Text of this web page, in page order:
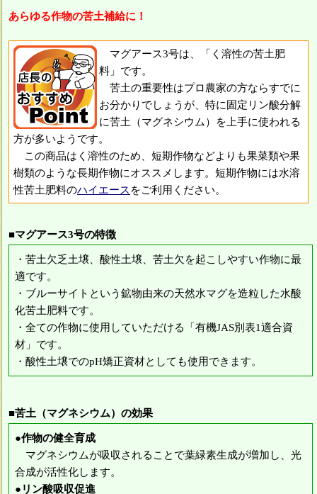
あらゆる作物の苦土補給に！
マグアース3号は、「く溶性の苦土肥
料」です。
苦土の重要性はプロ農家の方ならすでに
お分かりでしょうが、特に固定リン酸分解
に苦土（マグネシウム）を上手に使われる
方が多いようです。
この商品はく溶性のため、短期作物などよりも果菜類や果
樹類のような長期作物にオススメします。短期作物には水溶
性苦土肥料のハイエース をご利用ください。
■マグアース3号の特徴
・苦土欠乏土壌、酸性土壌、苦土欠を起こしやすい作物に最
適です。
・ブルーサイトという鉱物由来の天然水マグを造粒した水酸
化苦土肥料です。
・全ての作物に使用していただける「有機JAS別表1適合資
材」です。
・酸性土壌でのpH矯正資材としても使用できます。
■苦土（マグネシウム）の効果
●作物の健全育成
マグネシウムが吸収されることで葉緑素生成が増加し、光
合成が活性化します。
●リン酸吸収促進